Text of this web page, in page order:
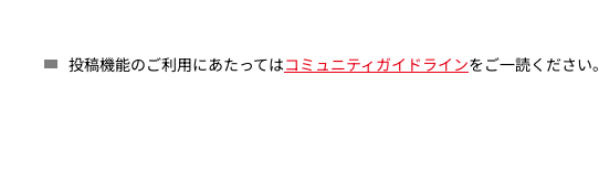
投稿機能のご利用にあたってはコミュニティガイドラインをご一読ください。